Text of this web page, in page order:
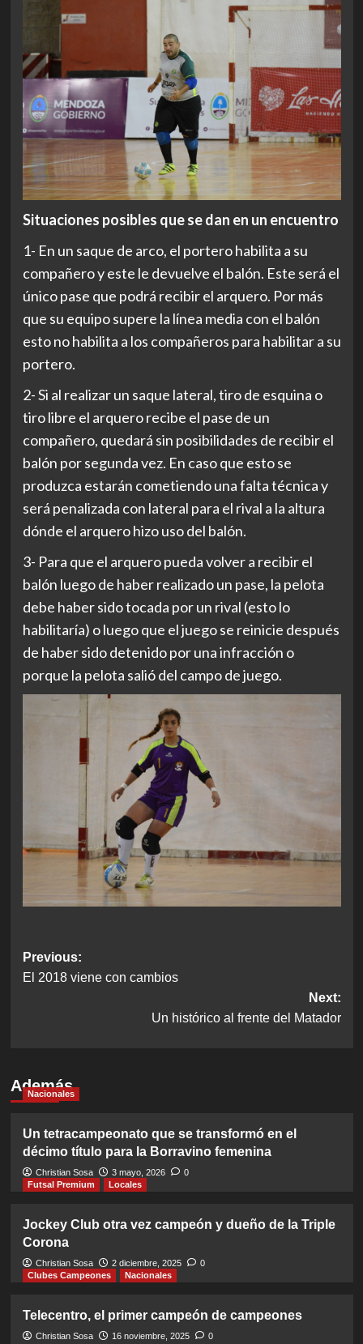
Situaciones posibles que se dan en un encuentro
1- En un saque de arco, el portero habilita a su
compañero y este le devuelve el balón. Este será el
único pase que podrá recibir el arquero. Por más
que su equipo supere la línea media con el balón
esto no habilita a los compañeros para habilitar a su
portero.
2- Si al realizar un saque lateral, tiro de esquina o
tiro libre el arquero recibe el pase de un
compañero, quedará sin posibilidades de recibir el
balón por segunda vez. En caso que esto se
produzca estarán cometiendo una falta técnica y
será penalizada con lateral para el rival a la altura
dónde el arquero hizo uso del balón.
3- Para que el arquero pueda volver a recibir el
balón luego de haber realizado un pase, la pelota
debe haber sido tocada por un rival (esto lo
habilitaría) o luego que el juego se reinicie después
de haber sido detenido por una infracción o
porque la pelota salió del campo de juego.
Post
navigation
Previous:
El 2018 viene con cambios
Next:
Un histórico al frente del Matador
Además
Nacionales
Un tetracampeonato que se transformó en el
décimo título para la Borravino femenina
Christian Sosa 3 mayo, 2026
0
Futsal Premium
Locales
Jockey Club otra vez campeón y dueño de la Triple
Corona
Christian Sosa 2 diciembre, 2025
0
Clubes Campeones
Nacionales
Telecentro, el primer campeón de campeones
Christian Sosa 16 noviembre, 2025 0